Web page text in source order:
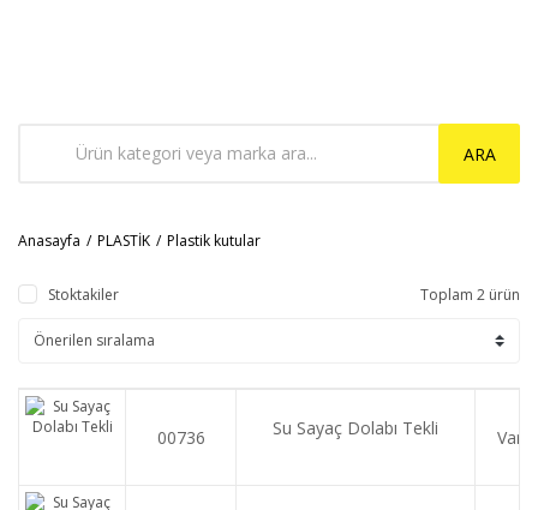
ARA
Anasayfa PLASTİK Plastik kutular
Stoktakiler Toplam 2 ürün
00736 Su Sayaç Dolabı Tekli Var